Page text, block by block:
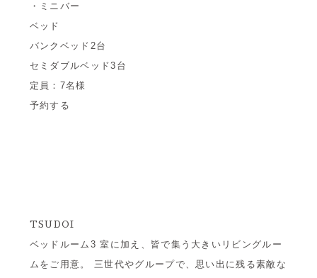
・ミニバー
ベッド
バンクベッド2台
セミダブルベッド3台
定員：7名様
予約する
TSUDOI
ベッドルーム3 室に加え、皆で集う大きいリビングルー
ムをご用意。 三世代やグループで、思い出に残る素敵な